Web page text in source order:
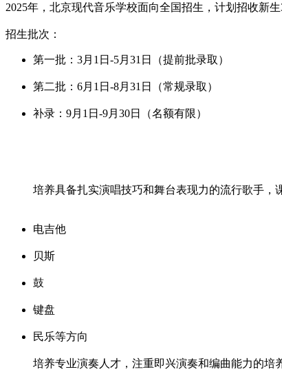
2025年，北京现代音乐学校面向全国招生，计划招收新
招生批次：
第一批：3月1日-5月31日（提前批录取）
第二批：6月1日-8月31日（常规录取）
补录：9月1日-9月30日（名额有限）
培养具备扎实演唱技巧和舞台表现力的流行歌手，
电吉他
贝斯
鼓
键盘
民乐等方向
培养专业演奏人才，注重即兴演奏和编曲能力的培